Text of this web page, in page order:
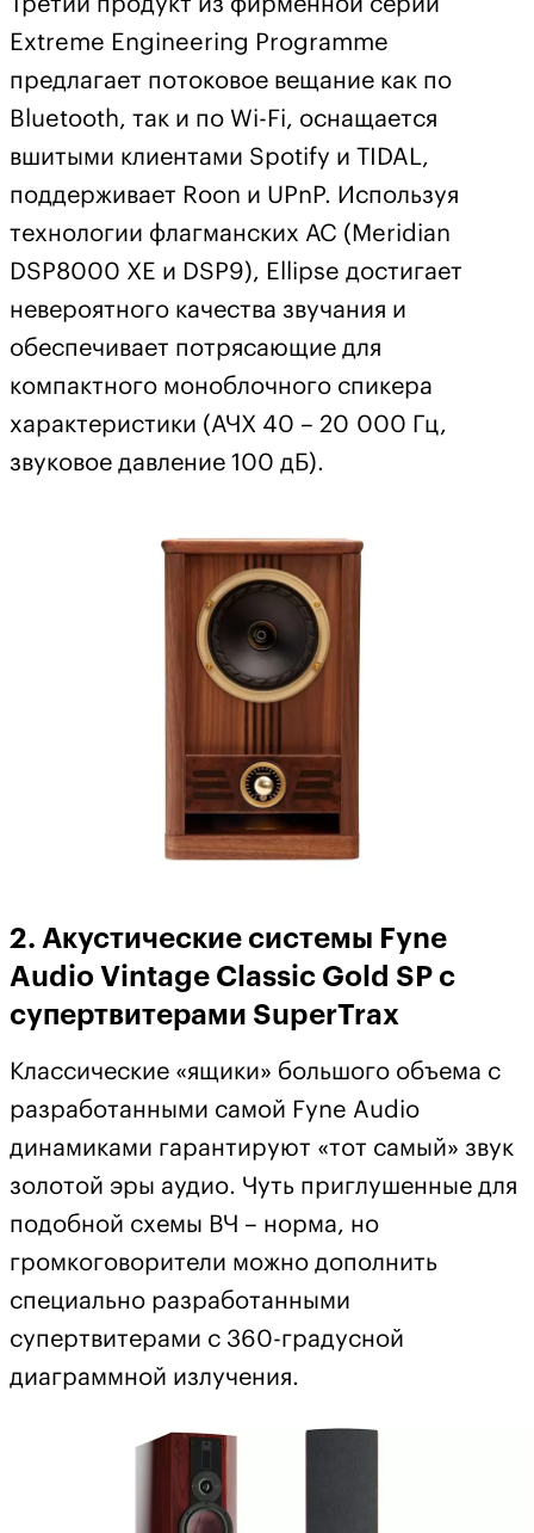
Extreme Engineering Programme
предлагает потоковое вещание как по
Bluetooth, так и по Wi-Fi, оснащается
вшитыми клиентами Spotify и TIDAL,
поддерживает Roon и UPnP. Используя
технологии флагманских АС (Meridian
DSP8000 XE и DSP9), Ellipse достигает
невероятного качества звучания и
обеспечивает потрясающие для
компактного моноблочного спикера
характеристики (АЧХ 40 – 20 000 Гц,
звуковое давление 100 дБ).
2. Акустические системы Fyne
Audio Vintage Classic Gold SP с
супертвитерами SuperTrax
Классические «ящики» большого объема с
разработанными самой Fyne Audio
динамиками гарантируют «тот самый» звук
золотой эры аудио. Чуть приглушенные для
подобной схемы ВЧ – норма, но
громкоговорители можно дополнить
специально разработанными
супертвитерами с 360-градусной
диаграммной излучения.